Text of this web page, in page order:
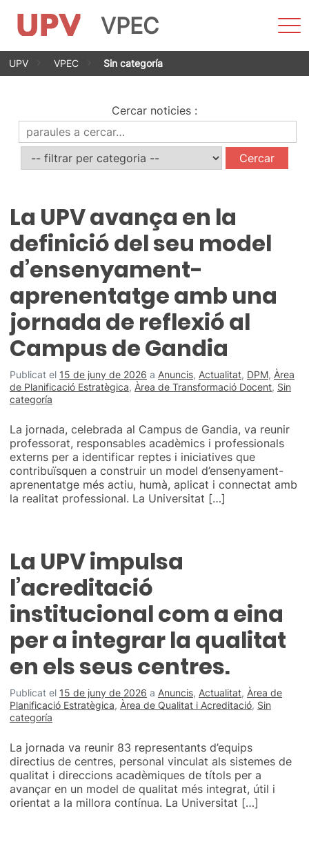
Vés
VPEC
UPV VPEC Sin categoría
Cercar noticies :
La UPV avança en la
definició del seu model
d’ensenyament-
aprenentatge amb una
jornada de reflexió al
Campus de Gandia
Publicat el 15 de juny de 2026 a Anuncis, Actualitat, DPM, Àrea
de Planificació Estratègica, Àrea de Transformació Docent, Sin
categoría
La jornada, celebrada al Campus de Gandia, va reunir
professorat, responsables acadèmics i professionals
externs per a identificar reptes i iniciatives que
contribuïsquen a construir un model d’ensenyament-
aprenentatge més actiu, humà, aplicat i connectat amb
la realitat professional. La Universitat […]
La UPV impulsa
l’acreditació
institucional com a eina
per a integrar la qualitat
en els seus centres.
Publicat el 15 de juny de 2026 a Anuncis, Actualitat, Àrea de
Planificació Estratègica, Àrea de Qualitat i Acreditació, Sin
categoría
La jornada va reunir 83 representants d’equips
directius de centres, personal vinculat als sistemes de
qualitat i direccions acadèmiques de títols per a
avançar en un model de qualitat més integrat, útil i
orientat a la millora contínua. La Universitat […]